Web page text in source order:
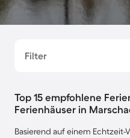
Filter
Top 15 empfohlene
Ferienhäuser in
Basierend auf einem